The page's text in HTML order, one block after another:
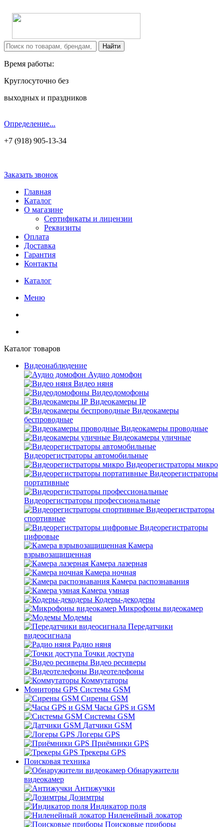
Время работы:
Круглосуточно без
выходных и праздников
Определение...
+7 (918) 905-13-34
Заказать звонок
Главная
Каталог
О магазине
Сертификаты и лицензии
Реквизиты
Оплата
Доставка
Гарантия
Контакты
Каталог
Меню
Каталог товаров
Видеонаблюдение
Аудио домофон
Видео няня
Видеодомофоны
Видеокамеры IP
Видеокамеры
беспроводные
Видеокамеры проводные
Видеокамеры уличные
Видеорегистраторы автомобильные
Видеорегистраторы микро
Видеорегистраторы
портативные
Видеорегистраторы профессиональные
Видеорегистраторы
спортивные
Видеорегистраторы
цифровые
Камера
взрывозащищенная
Камера лазерная
Камера ночная
Камера распознавания
Камера умная
Кодеры-декодеры
Микрофоны видеокамер
Модемы
Передатчики
видеосигнала
Радио няня
Точки доступа
Видео ресиверы
Видеотелефоны
Коммутаторы
Мониторы GPS Системы GSM
Сирены GSM
Часы GPS и GSM
Системы GSM
Датчики GSM
Логеры GPS
Приёмники GPS
Трекеры GPS
Поисковая техника
Обнаружители
видеокамер
Антижучки
Дозимтры
Индикатор поля
Ниленейный локатор
Поисковые приборы